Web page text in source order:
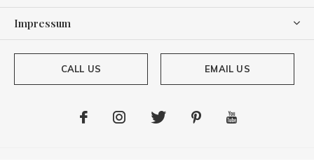
Impressum
CALL US EMAIL US